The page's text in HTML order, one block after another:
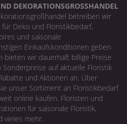
DEKORATIONSGROSSHANDEL
betreiben wir
Deko und Floristikbedarf,
und saisonale
Einkaufskonditionen geben
bieten wir dauerhaft billige Preise
auf aktuelle Floristik
und Aktionen an. Über
unser Sortiment an Floristikbedarf
online kaufen. Floristen und
für saisonale Floristik,
vieles mehr.